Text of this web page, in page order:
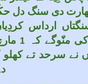
بھارت دی سنگ دل
ارداس
25 لکّھ لوکاں نے سرحد